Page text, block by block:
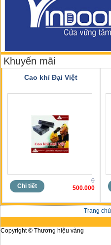
Khuyến mãi
Cao khỉ Đại Việt
Chi tiết
0
500.000
Trang chủ
Copyright © Thương hiệu vàng